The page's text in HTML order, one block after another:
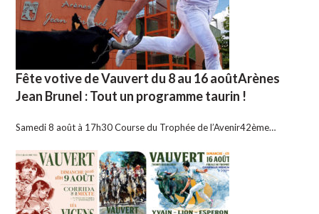
Fête votive de Vauvert du 8 au 16 aoûtArènes
Jean Brunel : Tout un programme taurin !
Samedi 8 août à 17h30 Course du Trophée de l’Avenir42ème…